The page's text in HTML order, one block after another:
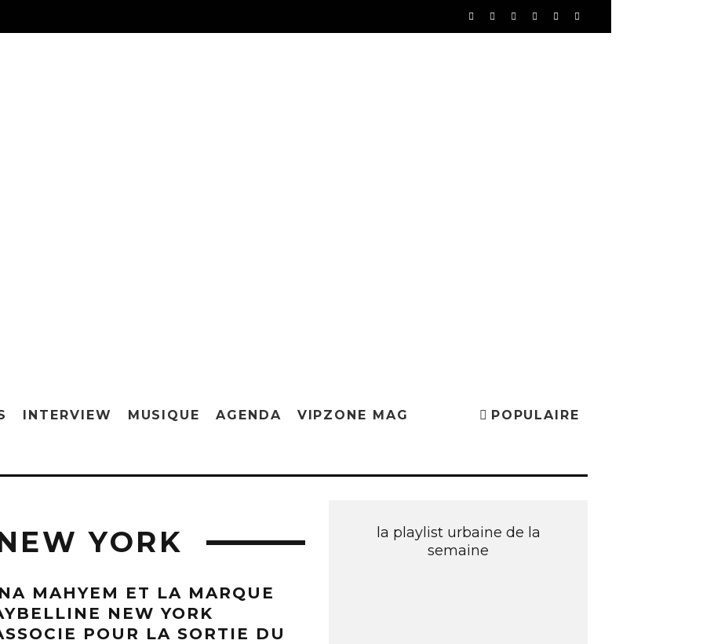
INTERVIEW MUSIQUE AGENDA VIPZONE MAG POPULAIRE
YORK
MAHYEM ET LA MARQUE
NEW YORK
POUR LA SORTIE DU
la playlist urbaine de la
semaine